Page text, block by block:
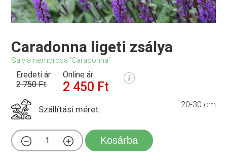
Caradonna ligeti zsálya
Salvia nemorosa 'Caradonna'
Eredeti ár
2 750 Ft
Online ár
2 450 Ft
Szállítási méret: 20-30 cm
Kosárba